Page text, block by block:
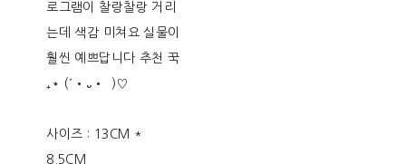
로그램이 찰랑찰랑 거리
는데 색감 미쳐요 실물이
훨씬 예쁘답니다 추천 꾹
₊⋆ (´•᎑•`)♡
사이즈 : 13CM *
8.5CM